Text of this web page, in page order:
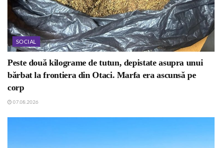
SOCIAL
Peste două kilograme de tutun, depistate asupra unui
bărbat la frontiera din Otaci. Marfa era ascunsă pe
corp
07.08.2026